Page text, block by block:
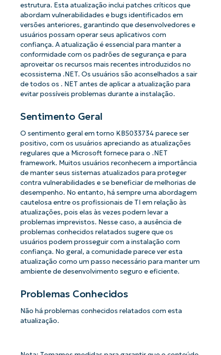
estrutura. Esta atualização inclui patches críticos que
abordam vulnerabilidades e bugs identificados em
versões anteriores, garantindo que desenvolvedores e
usuários possam operar seus aplicativos com
confiança. A atualização é essencial para manter a
conformidade com os padrões de segurança e para
aproveitar os recursos mais recentes introduzidos no
ecossistema .NET. Os usuários são aconselhados a sair
de todos os . NET antes de aplicar a atualização para
evitar possíveis problemas durante a instalação.
Sentimento Geral
O sentimento geral em torno KB5033734 parece ser
positivo, com os usuários apreciando as atualizações
regulares que a Microsoft fornece para o .NET
framework. Muitos usuários reconhecem a importância
de manter seus sistemas atualizados para proteger
contra vulnerabilidades e se beneficiar de melhorias de
desempenho. No entanto, há sempre uma abordagem
cautelosa entre os profissionais de TI em relação às
atualizações, pois elas às vezes podem levar a
problemas imprevistos. Nesse caso, a ausência de
problemas conhecidos relatados sugere que os
usuários podem prosseguir com a instalação com
confiança. No geral, a comunidade parece ver esta
atualização como um passo necessário para manter um
ambiente de desenvolvimento seguro e eficiente.
Problemas Conhecidos
Não há problemas conhecidos relatados com esta
atualização.